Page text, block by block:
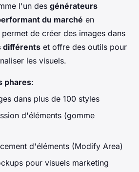
l'un des générateurs
du marché en
de créer des images dans
différents et offre des outils pour
les visuels.
phares:
dans plus de 100 styles
d'éléments (gomme
d'éléments (Modify Area)
pour visuels marketing